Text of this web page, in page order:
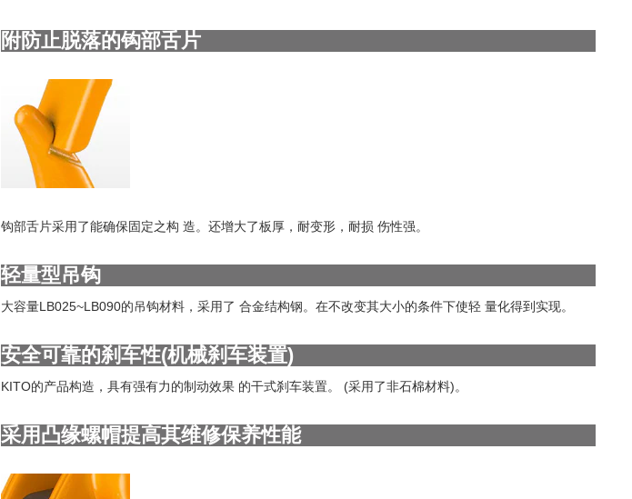
附防止脱落的钩部舌片
钩部舌片采用了能确保固定之构 造。还增大了板厚，耐变形，耐损 伤性强。
轻量型吊钩
大容量LB025~LB090的吊钩材料，采用了 合金结构钢。在不改变其大小的条件下使轻 量化得到实现。
安全可靠的刹车性(机械刹车装置)
KITO的产品构造，具有强有力的制动效果 的干式刹车装置。 (采用了非石棉材料)。
采用凸缘螺帽提高其维修保养性能